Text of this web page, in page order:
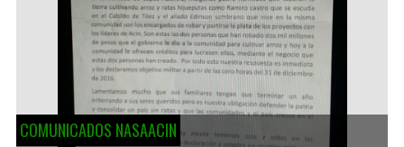
COMUNICADOS NASAACIN